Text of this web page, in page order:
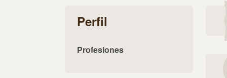
Perfil
Profesiones